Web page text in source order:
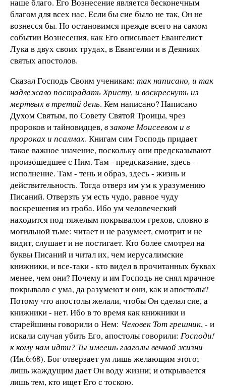
благом для всех нас. Если бы сие было не так, Он не
вознесся бы. Но остановимся прежде всего на самом
событии Вознесения, как Его описывает Евангелист
Лука в двух своих трудах, в Евангелии и в Деяниях
святых апостолов.
Сказал Господь Своим ученикам: так написано, и так
надлежало пострадать Христу, и воскреснуть из
мертвых в третий день. Кем написано? Написано
Духом Святым, по Совету Святой Троицы, чрез
пророков и тайновидцев, в законе Моисеевом и в
пророках и псалмах. Книгам сим Господь придает
такое важное значение, поскольку они предсказывают
произошедшее с Ним. Там - предсказание, здесь -
исполнение. Там - тень и образ, здесь - жизнь и
действительность. Тогда отверз им ум к уразумению
Писаний. Отверзть ум есть чудо, равное чуду
воскрешения из гроба. Ибо ум человеческий
находится под тяжелым покрывалом грехов, словно в
могильной тьме: читает и не разумеет, смотрит и не
видит, слушает и не постигает. Кто более смотрел на
буквы Писаний и читал их, чем иерусалимские
книжники, и все-таки - кто видел в прочитанных буквах
менее, чем они? Почему и им Господь не снял мрачное
покрывало с ума, да разумеют и они, как и апостолы?
Потому что апостолы желали, чтобы Он сделал сие, а
книжники - нет. Ибо в то время как книжники и
старейшины говорили о Нем: Человек Тот грешник, - и
искали случая убить Его, апостолы говорили: Господи!
к кому нам идти? Ты имеешь глаголы вечной жизни
(Ин.6:68). Бог отверзает ум лишь желающим этого;
лишь жаждущим дает Он воду жизни; и открывается
лишь тем, кто ищет Его с тоскою.